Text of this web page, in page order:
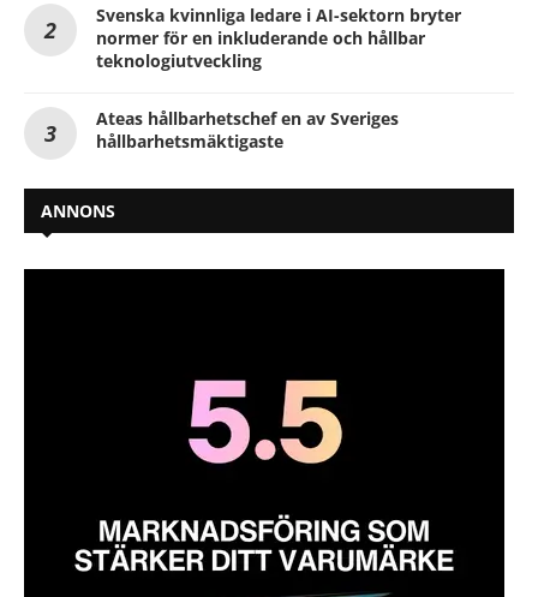
Svenska kvinnliga ledare i AI-sektorn bryter
normer för en inkluderande och hållbar
teknologiutveckling
Ateas hållbarhetschef en av Sveriges
hållbarhetsmäktigaste
ANNONS